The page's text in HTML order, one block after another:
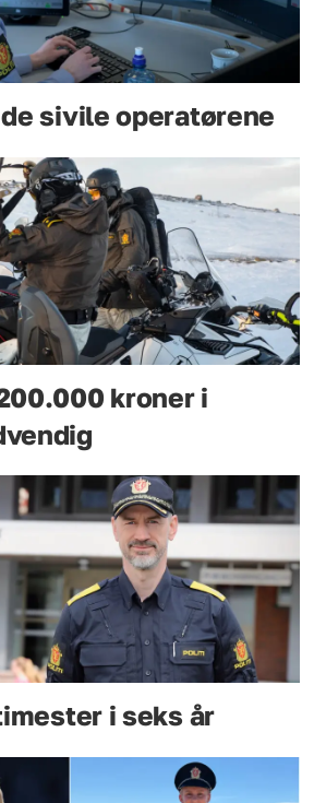
sivile operatørene
kroner i
i seks år